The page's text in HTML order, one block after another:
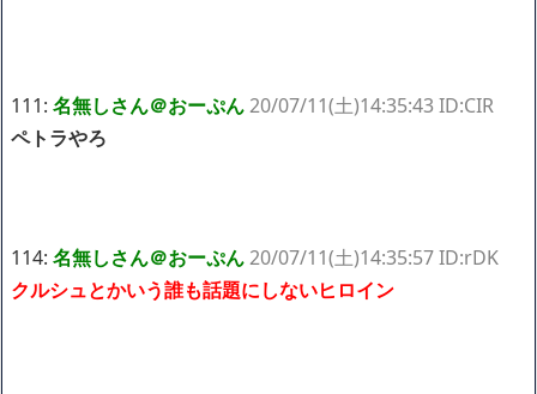
111: 名無しさん＠おーぷん20/07/11(土)14:35:43 ID:CIR
ペトラやろ
114: 名無しさん＠おーぷん20/07/11(土)14:35:57 ID:rDK
クルシュとかいう誰も話題にしないヒロイン